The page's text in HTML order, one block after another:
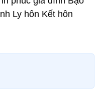
Ly hôn Kết hôn